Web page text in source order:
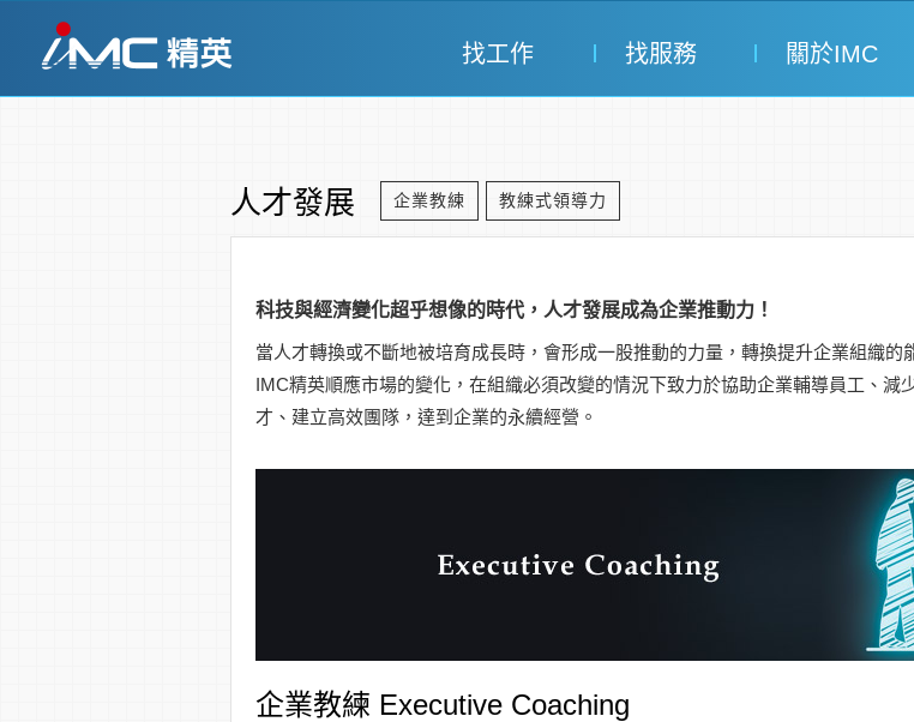
找工作 找服務 關於IMC
人才發展 企業教練 教練式領導力
科技與經濟變化超乎想像的時代，人才發展成為企業推動力！
當人才轉換或不斷地被培育成長時，會形成一股推動的力量，轉換提升企業組織的
IMC精英順應市場的變化，在組織必須改變的情況下致力於協助企業輔導員工、減
才、建立高效團隊，達到企業的永續經營。
企業教練 Executive Coaching